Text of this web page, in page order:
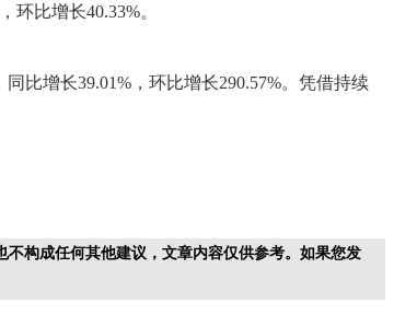
比增长40.33%。
比增长39.01%，环比增长290.57%。凭借持续
构成任何其他建议，文章内容仅供参考。如果您发